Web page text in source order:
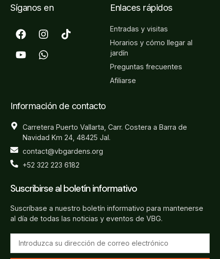
Síganos en Enlaces rápidos
Entradas y visitas
Horarios y cómo llegar al
jardín
Preguntas frecuentes
Afiliarse
Información de contacto
Carretera Puerto Vallarta, Carr. Costera a Barra de
Navidad Km 24, 48425 Jal.
contact@vbgardens.org
+52 322 223 6182
Suscribirse al boletín informativo
Suscríbase a nuestro boletín informativo para mantenerse
al día de todas las noticias y eventos de VBG.